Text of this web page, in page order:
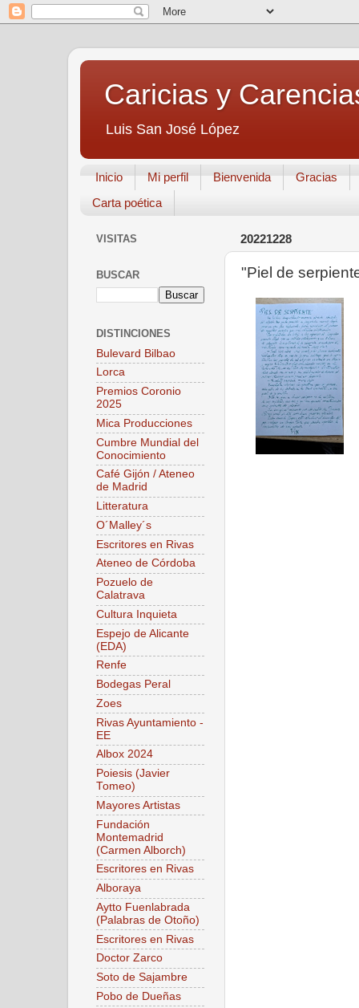
Caricias y
Luis San José López
Inicio Mi perfil Bienvenida
Gracias
Carta poética
20221228
"Piel de
VISITAS
BUSCAR
DISTINCIONES
Bulevard Bilbao
Lorca
Premios Coronio
2025
Mica Producciones
Cumbre Mundial del
Conocimiento
Café Gijón / Ateneo
de Madrid
Litteratura
O´Malley´s
Escritores en Rivas
Ateneo de Córdoba
Pozuelo de
Calatrava
Cultura Inquieta
Espejo de Alicante
(EDA)
Renfe
Bodegas Peral
Zoes
Rivas Ayuntamiento -
EE
Albox 2024
Poiesis (Javier
Tomeo)
Mayores Artistas
Fundación
Montemadrid
(Carmen Alborch)
Escritores en Rivas
Alboraya
Aytto Fuenlabrada
(Palabras de Otoño)
Escritores en Rivas
Doctor Zarco
Soto de Sajambre
Pobo de Dueñas